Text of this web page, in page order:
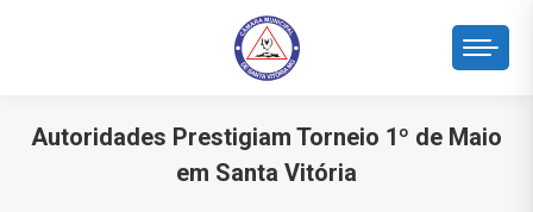
Autoridades Prestigiam Torneio 1º de Maio
em Santa Vitória